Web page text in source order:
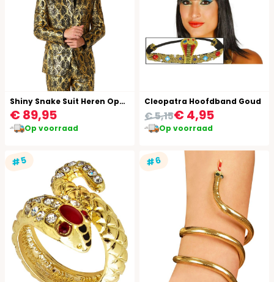
Shiny Snake Suit Heren Opposuits
€ 89,95
Op voorraad
Cleopatra Hoofdband Goud
€ 4,95
€ 5,15
Op voorraad
#5 #6